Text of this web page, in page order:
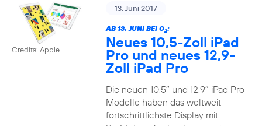
Credits: Apple
13. Juni 2017
AB 13. JUNI BEI O2:
Neues 10,5-Zoll iPad
Pro und neues 12,9-
Zoll iPad Pro
Die neuen 10,5″ und 12,9″ iPad Pro
Modelle haben das weltweit
fortschrittlichste Display mit